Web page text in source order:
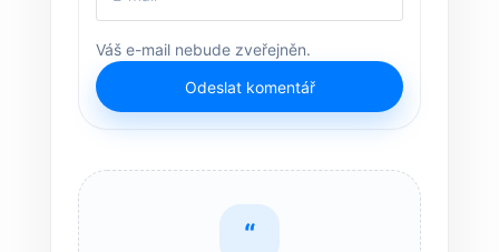
Váš e-mail nebude zveřejněn.
Odeslat komentář
“